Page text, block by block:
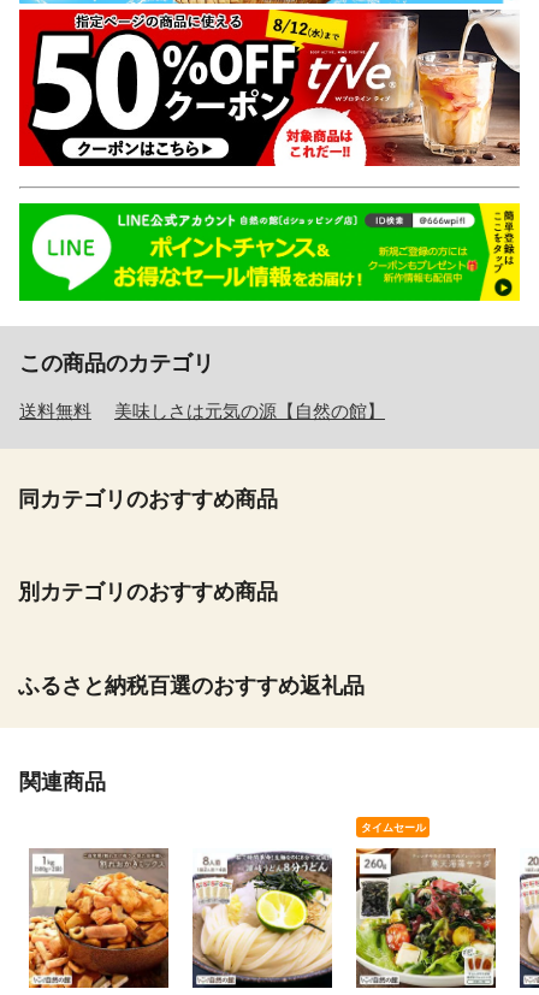
この商品のカテゴリ
送料無料 美味しさは元気の源【自然の館】
同カテゴリのおすすめ商品
別カテゴリのおすすめ商品
ふるさと納税百選のおすすめ返礼品
関連商品
タイムセール